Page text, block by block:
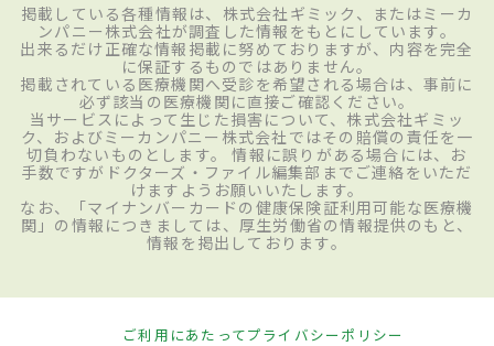
掲載している各種情報は、株式会社ギミック、またはミーカ
ンパニー株式会社が調査した情報をもとにしています。
出来るだけ正確な情報掲載に努めておりますが、内容を完全
に保証するものではありません。
掲載されている医療機関へ受診を希望される場合は、事前に
必ず該当の医療機関に直接ご確認ください。
当サービスによって生じた損害について、株式会社ギミッ
ク、およびミーカンパニー株式会社ではその賠償の責任を一
切負わないものとします。 情報に誤りがある場合には、お
手数ですがドクターズ・ファイル編集部までご連絡をいただ
けますようお願いいたします。
なお、「マイナンバーカードの健康保険証利用可能な医療機
関」の情報につきましては、厚生労働省の情報提供のもと、
情報を掲出しております。
ご利用にあたってプライバシーポリシー